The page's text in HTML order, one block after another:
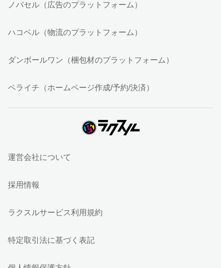
ノバセル（広告のプラットフォーム）
ハコベル（物流のプラットフォーム）
ダンボールワン（梱包材のプラットフォーム）
ペライチ（ホームページ作成/予約/決済）
運営会社について
採用情報
ラクスルサービス利用規約
特定取引法に基づく表記